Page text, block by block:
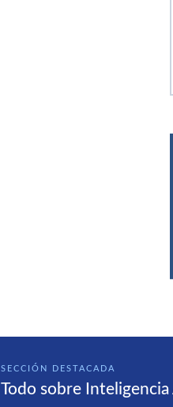
SECCIÓN DESTACADA
Todo sobre Inteligencia